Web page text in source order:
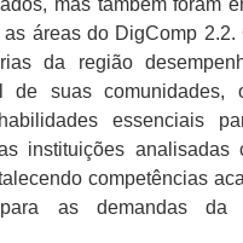
áreas do DigComp 2.2.
da região
de suas comunidades,
essenciais
instituições analisadas
competências
as demandas da